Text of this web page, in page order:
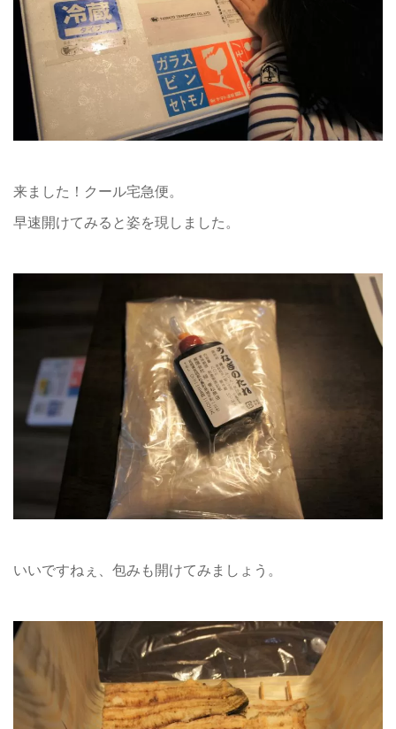
来ました！クール宅急便。
早速開けてみると姿を現しました。
いいですねぇ、包みも開けてみましょう。